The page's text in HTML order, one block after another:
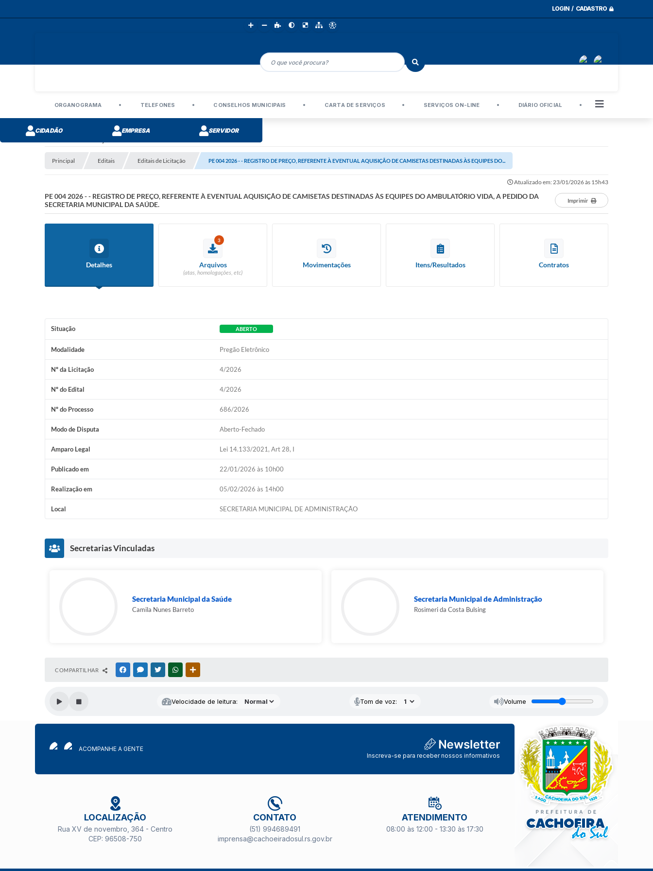
LOGIN / CADASTRO
ORGANOGRAMA TELEFONES CONSELHOS MUNICIPAIS CARTA DE SERVIÇOS SERVIÇOS ON-LINE DIÁRIO OFICIAL
CIDADÃO EMPRESA SERVIDOR
Editais de Licitação
Principal Editais Editais de Licitação PE 004 2026 - - REGISTRO DE PREÇO, REFERENTE À EVENTUAL AQUISIÇÃO DE CAMISETAS DESTINADAS ÀS EQUIPES DO...
Atualizado em: 23/01/2026 às 15h43
PE 004 2026 - - REGISTRO DE PREÇO, REFERENTE À EVENTUAL AQUISIÇÃO DE CAMISETAS DESTINADAS ÀS EQUIPES DO AMBULATÓRIO VIDA, A PEDIDO DA
SECRETARIA MUNICIPAL DA SAÚDE.
Imprimir
Detalhes
3
Arquivos
(atas, homologações, etc)
Movimentações Itens/Resultados Contratos
Situação ABERTO
Modalidade Pregão Eletrônico
Nº da Licitação 4/2026
Nº do Edital 4/2026
Nº do Processo 686/2026
Modo de Disputa Aberto-Fechado
Amparo Legal Lei 14.133/2021, Art 28, I
Publicado em 22/01/2026 às 10h00
Realização em 05/02/2026 às 14h00
Local SECRETARIA MUNICIPAL DE ADMINISTRAÇÃO
Secretarias Vinculadas
Secretaria Municipal da Saúde
Camila Nunes Barreto
Secretaria Municipal de Administração
Rosimeri da Costa Bulsing
COMPARTILHAR FACEBOOKMESSENGER
TWITTERWHATSAPP
Velocidade de leitura: Tom de voz: Volume
ACOMPANHE A GENTE
Inscreva-se para receber nossos informativos
LOCALIZAÇÃO
Rua XV de novembro, 364 - Centro
CEP: 96508-750
CONTATO
(51) 994689491
imprensa@cachoeiradosul.rs.gov.br
ATENDIMENTO
08:00 às 12:00 - 13:30 às 17:30